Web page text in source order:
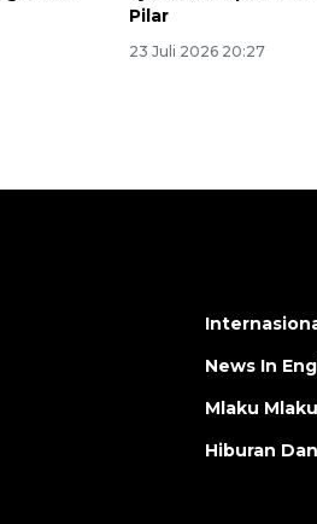
Pilar
23 Juli 2026 20:27
News In
Mlaku
Hiburan